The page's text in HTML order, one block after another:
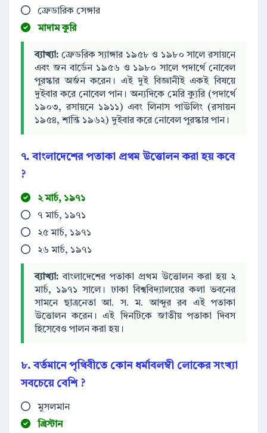
ফ্রেডারিক সেঙ্গার
মাদাম কুরি
ব্যাখ্যা: ফ্রেডরিক স্যাঙ্গার ১৯৫৮ ও ১৯৮০ সালে রসায়নে
এবং জন বার্ডেন ১৯৫৬ ও ১৯৮০ সালে পদার্থে নোবেল
পুরস্কার অর্জন করেন। এই দুই বিজ্ঞানীই একই বিষয়ে
দুইবার করে নোবেল পান। অন্যদিকে মেরি ক্যুরি (পদার্থে
১৯০৩, রসায়নে ১৯১১) এবং লিনাস পাউলিং (রসায়ন
১৯৫৪, শান্তি ১৯৬২) দুইবার করে নোবেল পুরস্কার পান।
৭. বাংলাদেশের পতাকা প্রথম উত্তোলন করা হয় কবে
?
২ মার্চ, ১৯৭১
৭ মার্চ, ১৯৭১
২৫ মার্চ, ১৯৭১
২৬ মার্চ, ১৯৭১
ব্যাখ্যা: বাংলাদেশের পতাকা প্রথম উত্তোলন করা হয় ২
মার্চ, ১৯৭১ সালে। ঢাকা বিশ্ববিদ্যালয়ের কলা ভবনের
সামনে ছাত্রনেতা আ. স. ম. আব্দুর রব এই পতাকা
উত্তোলন করেন। এই দিনটিকে জাতীয় পতাকা দিবস
হিসেবেও পালন করা হয়।
৮. বর্তমানে পৃথিবীতে কোন ধর্মাবলম্বী লোকের সংখ্যা
সবচেয়ে বেশি ?
মুসলমান
খ্রিস্টান